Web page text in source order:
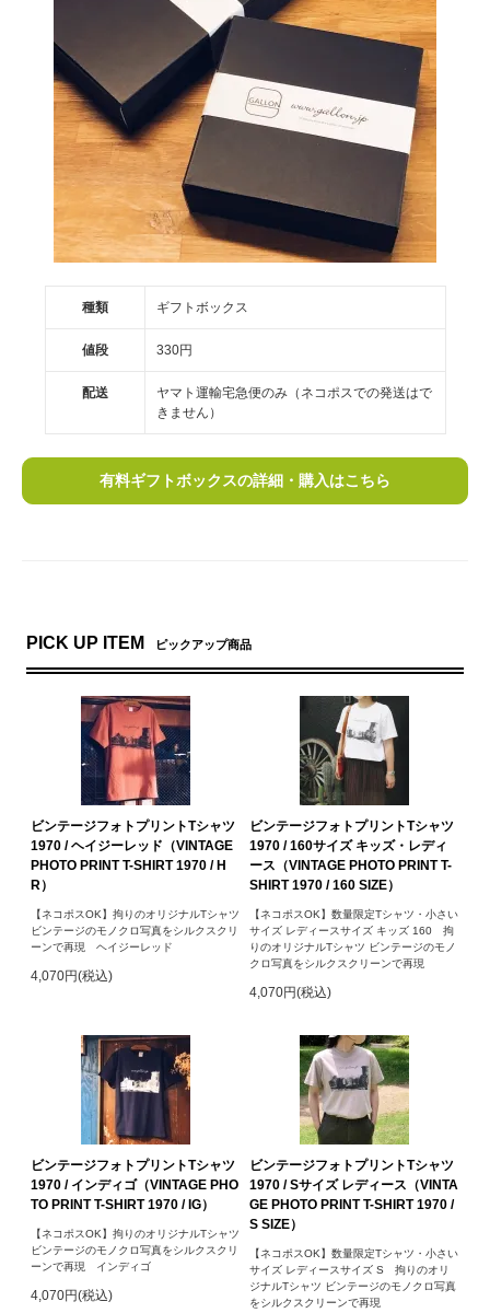
種類 ギフトボックス
値段 330円
配送
ヤマト運輸宅急便のみ（ネコポスでの発送はで
きません）
有料ギフトボックスの詳細・購入はこちら
PICK UP ITEM ピックアップ商品
ビンテージフォトプリントTシャツ
1970 / ヘイジーレッド（VINTAGE
PHOTO PRINT T-SHIRT 1970 / H
R）
【ネコポスOK】拘りのオリジナルTシャツ
ビンテージのモノクロ写真をシルクスクリ
ーンで再現 ヘイジーレッド
4,070円(税込)
ビンテージフォトプリントTシャツ
1970 / 160サイズ キッズ・レディ
ース（VINTAGE PHOTO PRINT T-
SHIRT 1970 / 160 SIZE）
【ネコポスOK】数量限定Tシャツ・小さい
サイズ レディースサイズ キッズ 160 拘
りのオリジナルTシャツ ビンテージのモノ
クロ写真をシルクスクリーンで再現
4,070円(税込)
ビンテージフォトプリントTシャツ
1970 / インディゴ（VINTAGE PHO
TO PRINT T-SHIRT 1970 / IG）
【ネコポスOK】拘りのオリジナルTシャツ
ビンテージのモノクロ写真をシルクスクリ
ーンで再現 インディゴ
4,070円(税込)
ビンテージフォトプリントTシャツ
1970 / Sサイズ レディース（VINTA
GE PHOTO PRINT T-SHIRT 1970 /
S SIZE）
【ネコポスOK】数量限定Tシャツ・小さい
サイズ レディースサイズ S 拘りのオリ
ジナルTシャツ ビンテージのモノクロ写真
をシルクスクリーンで再現